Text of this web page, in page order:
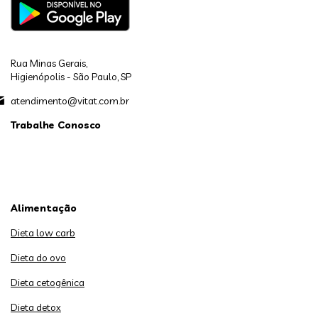
Rua Minas Gerais,
Higienópolis - São Paulo, SP
atendimento@vitat.com.br
Trabalhe Conosco
Alimentação
Dieta low carb
Dieta do ovo
Dieta cetogênica
Dieta detox